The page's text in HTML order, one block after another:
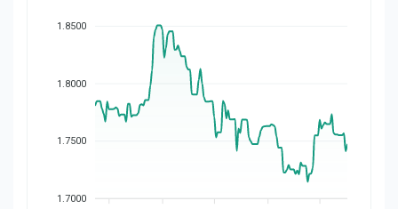
1.8500
1.8000
1.7500
1.7000